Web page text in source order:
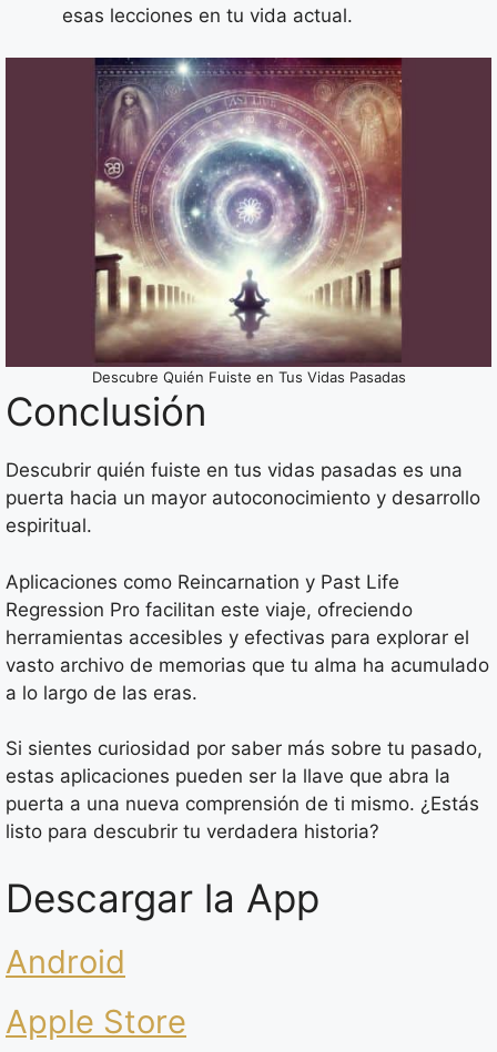
esas lecciones en tu vida actual.
Descubre Quién Fuiste en Tus Vidas Pasadas
Conclusión
Descubrir quién fuiste en tus vidas pasadas es una
puerta hacia un mayor autoconocimiento y desarrollo
espiritual.
Aplicaciones como Reincarnation y Past Life
Regression Pro facilitan este viaje, ofreciendo
herramientas accesibles y efectivas para explorar el
vasto archivo de memorias que tu alma ha acumulado
a lo largo de las eras.
Si sientes curiosidad por saber más sobre tu pasado,
estas aplicaciones pueden ser la llave que abra la
puerta a una nueva comprensión de ti mismo. ¿Estás
listo para descubrir tu verdadera historia?
Descargar la App
Android
Apple Store